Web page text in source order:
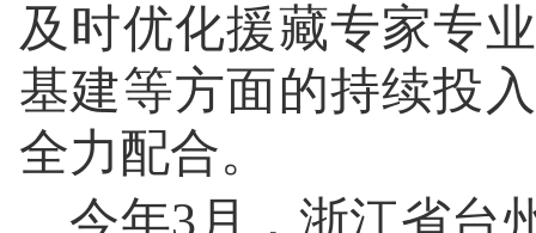
及时优化援藏专家专
基建等方面的持续投
全力配合。
今年3月，浙江省台